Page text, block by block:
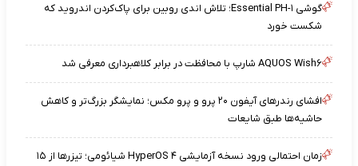
گوشی Essential PH-۱؛ تلاش اندی روبین برای پاک‌کردن اندروید که
شکست خورد
AQUOS Wish۶ شارپ با محافظت در برابر کلاهبرداری معرفی شد
افشای رندرهای آیفون ۲۰ پرو و پرو مکس؛ نمایشگر بزرگ‌تر و کاهش
حاشیه‌ها طبق شایعات
زمان احتمالی ورود نسخه آزمایشی HyperOS ۴ شیائومی؛ تیزرها از ۱۵